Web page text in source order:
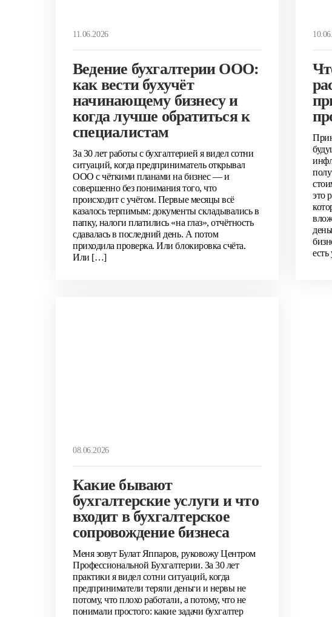
11.06.2026
Ведение бухгалтерии ООО:
как вести бухучёт
начинающему бизнесу и
когда лучше обратиться к
специалистам
За 30 лет работы с бухгалтерией я видел сотни
ситуаций, когда предприниматель открывал
ООО с чёткими планами на бизнес — и
совершенно без понимания того, что
происходит с учётом. Первые месяцы всё
казалось терпимым: документы складывались в
папку, налоги платились «на глаз», отчётность
сдавалась в последний день. А потом
приходила проверка. Или блокировка счёта.
Или […]
это
08.06.2026
Какие бывают
бухгалтерские услуги и что
входит в бухгалтерское
сопровождение бизнеса
Меня зовут Булат Яппаров, руковожу Центром
Профессиональной Бухгалтерии. За 30 лет
практики я видел сотни ситуаций, когда
предприниматели теряли деньги и нервы не
потому, что плохо работали, а потому, что не
понимали простого: какие задачи бухгалтер